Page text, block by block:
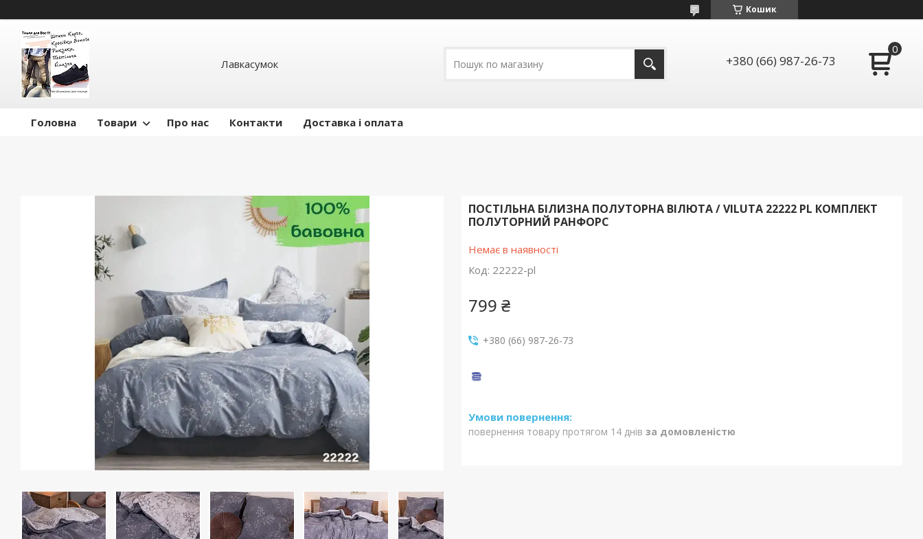
Кошик
Лавкасумок +380 (66) 987-26-73
Головна Товари Про нас Контакти Доставка і оплата
ПОСТІЛЬНА БІЛИЗНА ПОЛУТОРНА ВІЛЮТА / VILUTA 22222 PL КОМПЛЕКТ
ПОЛУТОРНИЙ РАНФОРС
Немає в наявності
Код: 22222-pl
799 ₴
+380 (66) 987-26-73
повернення товару протягом 14 днів за домовленістю